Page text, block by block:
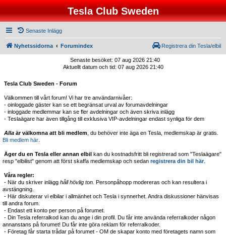
Tesla Club Sweden
Senaste Inlägg
Nyhetssidorna Forumindex Registrera din Tesla/elbil
Senaste besöket: 07 aug 2026 21:40
Aktuellt datum och tid: 07 aug 2026 21:40
Tesla Club Sweden - Forum
Välkommen till vårt forum! Vi har tre användarnivåer:
- oinloggade gäster kan se ett begränsat urval av forumavdelningar
- inloggade medlemmar kan se fler avdelningar och även skriva inlägg
- Teslaägare har även tillgång till exklusiva VIP-avdelningar endast synliga för dem
Alla är välkomna att bli medlem , du behöver inte äga en Tesla, medlemskap är gratis.
Bli medlem här
Äger du en Tesla eller annan elbil kan du kostnadsfritt bli registrerad som "Teslaägare"
resp "elbilist" genom att först skaffa medlemskap och sedan registrera din bil här.
Våra regler:
- När du skriver inlägg håll hövlig ton. Personpåhopp modereras och kan resultera i
avstängning.
- Här diskuterar vi elbilar i allmänhet och Tesla i synnerhet. Andra diskussioner hänvisas
till andra forum.
- Endast ett konto per person på forumet.
- Din Tesla referralkod kan du ange i din profil. Du får inte använda referralkoder någon
annanstans på forumet! Du får inte göra reklam för referralkoder.
- Företag får starta trådar på forumet - OM de skapar konto med företagets namn som